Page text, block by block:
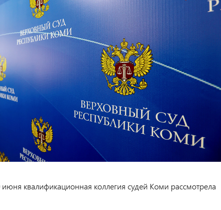
июня квалификационная коллегия судей Коми рассмотрела